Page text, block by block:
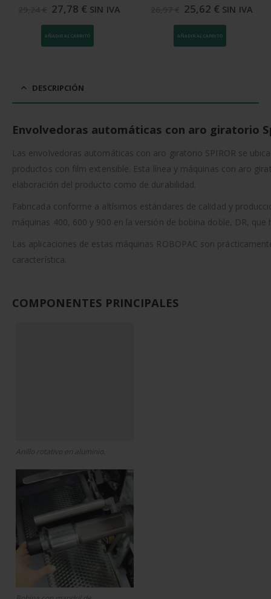
El
precio
original
era:
29,24 €.
27,78 € El
actual
es:
27,78 €.
SIN IVA
AÑADIR AL CARRITO
El
precio
original
era:
26,97 €.
25,62 € El
actual
es:
25,62 €.
SIN IVA
AÑADIR AL CARRITO
DESCRIPCIÓN
Envolvedoras automáticas con aro giratorio
Las envolvedoras automáticas con aro giratorio SPIROR se
productos con film extensible. Esta línea y máquinas con aro
elaboración del producto como de durabilidad.
Fabricada conforme a altísimos estándares de calidad y
máquinas 400, 600 y 900 en la versión de bobina doble, DR,
Las aplicaciones de estas máquinas ROBOPAC son
característica.
COMPONENTES PRINCIPALES
Anillo rotativo en aluminio.